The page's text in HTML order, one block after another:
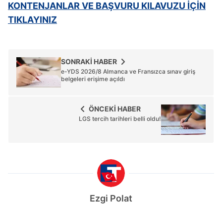
KONTENJANLAR VE BAŞVURU KILAVUZU İÇİN
TIKLAYINIZ
SONRAKİ HABER
e-YDS 2026/8 Almanca ve Fransızca sınav giriş
belgeleri erişime açıldı
ÖNCEKİ HABER
LGS tercih tarihleri belli oldu!
Ezgi Polat